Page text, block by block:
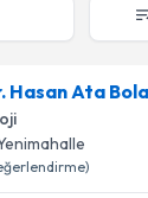
Hasan Ata